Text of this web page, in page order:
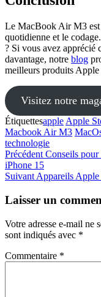
Le MacBook Air M3
quotidienne et le
? Si vous avez apprécié
davantage, notre blog
meilleurs produits
Visitez notre
Étiquettesapple Apple
Macbook Air M3
technologie
Navigation
de
Article
précédent
Précédent Conseils pour
iPhone 15
Article
Suivant Appareils
Laisser un
Votre adresse e-mail ne
sont indiqués avec *
Commentaire *